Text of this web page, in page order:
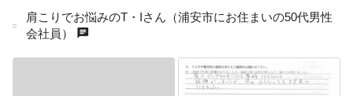
肩こりでお悩みのT・Iさん（浦安市にお住まいの50代男性
会社員）
chat